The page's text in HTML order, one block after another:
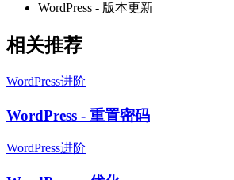
WordPress - 版本更新
相关推荐
WordPress进阶
WordPress - 重置密码
WordPress进阶